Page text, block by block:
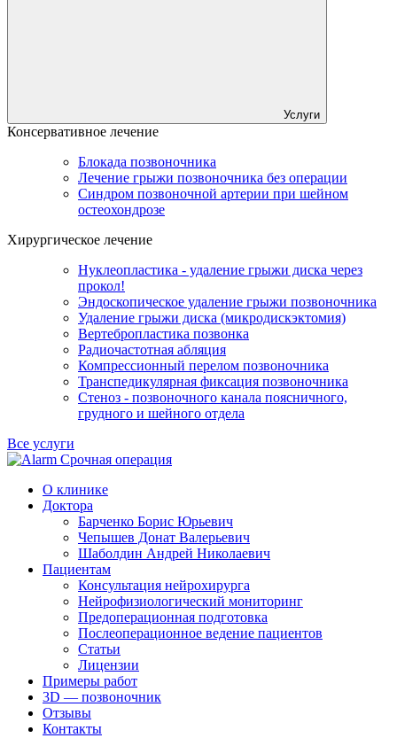
Услуги
Консервативное лечение
Блокада позвоночника
Лечение грыжи позвоночника без операции
Синдром позвоночной артерии при шейном
остеохондрозе
Хирургическое лечение
Нуклеопластика - удаление грыжи диска через
прокол!
Эндоскопическое удаление грыжи позвоночника
Удаление грыжи диска (микродискэктомия)
Вертебропластика позвонка
Радиочастотная абляция
Компрессионный перелом позвоночника
Транспедикулярная фиксация позвоночника
Стеноз - позвоночного канала поясничного,
грудного и шейного отдела
Все услуги
Срочная операция
О клинике
Доктора
Барченко Борис Юрьевич
Чепышев Донат Валерьевич
Шаболдин Андрей Николаевич
Пациентам
Консультация нейрохирурга
Нейрофизиологический мониторинг
Предоперационная подготовка
Послеоперационное ведение пациентов
Статьи
Лицензии
Примеры работ
3D — позвоночник
Отзывы
Контакты